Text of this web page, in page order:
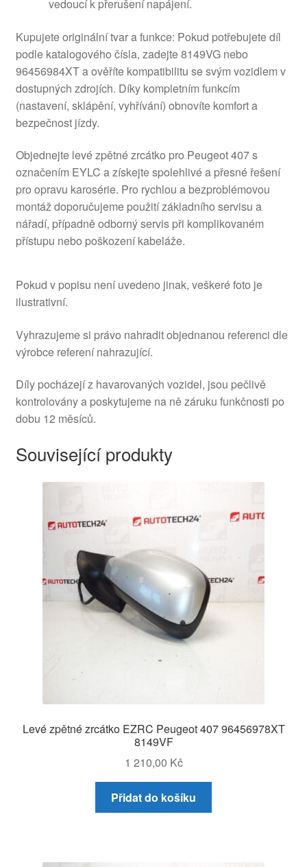
vedoucí k přerušení napájení.
Kupujete originální tvar a funkce: Pokud potřebujete díl
podle katalogového čísla, zadejte 8149VG nebo
96456984XT a ověříte kompatibilitu se svým vozidlem v
dostupných zdrojích. Díky kompletním funkcím
(nastavení, sklápění, vyhřívání) obnovíte komfort a
bezpečnost jízdy.
Objednejte levé zpětné zrcátko pro Peugeot 407 s
označením EYLC a získejte spolehlivé a přesné řešení
pro opravu karosérie. Pro rychlou a bezproblémovou
montáž doporučujeme použití základního servisu a
nářadí, případně odborný servis při komplikovaném
přístupu nebo poškození kabeláže.
Pokud v popisu není uvedeno jinak, veškeré foto je
ilustrativní.
Vyhrazujeme si právo nahradit objednanou referenci dle
výrobce referení nahrazující.
Díly pocházejí z havarovaných vozidel, jsou pečlivě
kontrolovány a poskytujeme na ně záruku funkčnosti po
dobu 12 měsíců.
Související produkty
Levé zpětné zrcátko EZRC Peugeot 407 96456978XT
8149VF
1 210,00 Kč
Přidat do košíku